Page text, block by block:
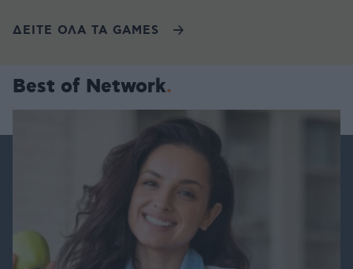
ΔΕΙΤΕ ΟΛΑ ΤΑ GAMES
Best of Network